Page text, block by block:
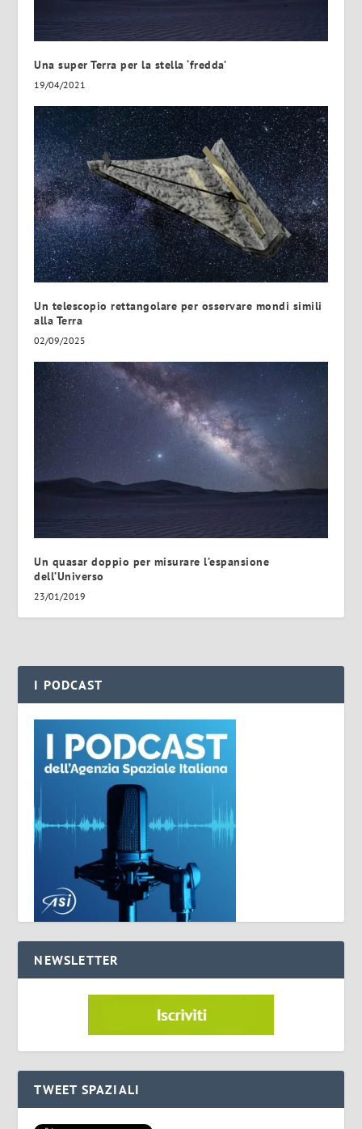
Una super Terra per la stella ‘fredda’
19/04/2021
Un telescopio rettangolare per osservare mondi simili
alla Terra
02/09/2025
Un quasar doppio per misurare l’espansione
dell’Universo
23/01/2019
I PODCAST
NEWSLETTER
TWEET SPAZIALI